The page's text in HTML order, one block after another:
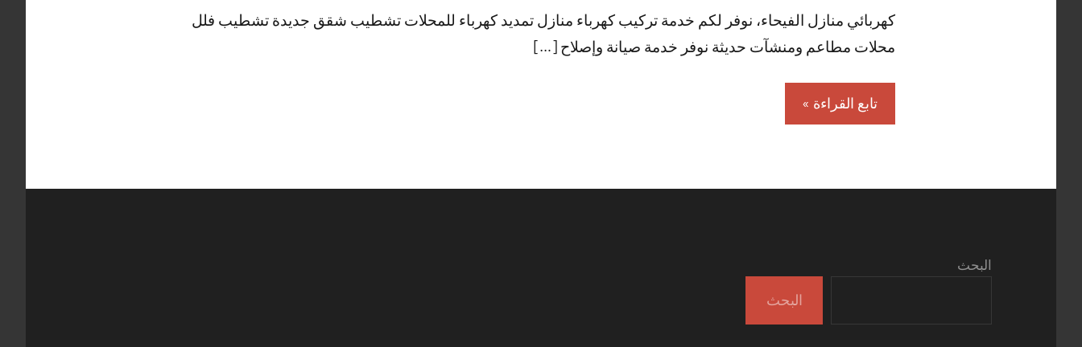
تعليقات
كهربائي منازل الفيحاء، نوفر لكم خدمة تركيب كهرباء منازل تمديد كهرباء للمحلات تشطيب شقق جديدة تشطيب فلل
محلات مطاعم ومنشآت حديثة نوفر خدمة صيانة وإصلاح […]
تابع القراءة
البحث
البحث